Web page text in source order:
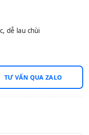
dễ lau chùi
TƯ VẤN QUA ZALO